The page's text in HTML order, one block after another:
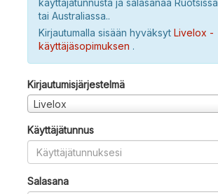
käyttäjätunnusta ja salasanaa
tai Australiassa..
Kirjautumalla sisään hyväksyt Livelox -
käyttäjäsopimuksen .
Kirjautumisjärjestelmä
Livelox
Käyttäjätunnus
Salasana